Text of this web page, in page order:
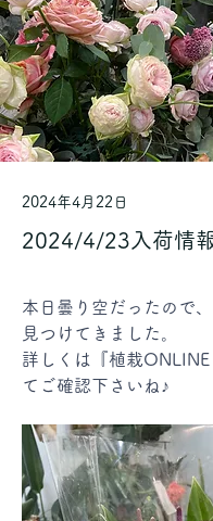
2024年4月22日
2024/4/23入荷情
本日曇り空だったので
見つけてきました。
詳しくは『植栽ONLINE
てご確認下さいね♪